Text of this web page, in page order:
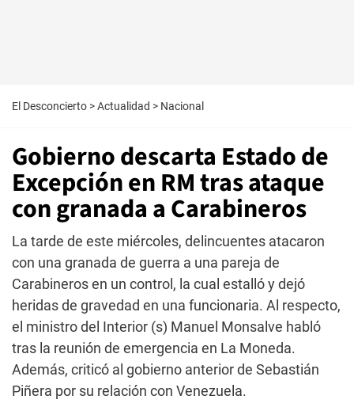
El Desconcierto >Actualidad > Nacional
Gobierno descarta Estado de
Excepción en RM tras ataque
con granada a Carabineros
La tarde de este miércoles, delincuentes atacaron
con una granada de guerra a una pareja de
Carabineros en un control, la cual estalló y dejó
heridas de gravedad en una funcionaria. Al respecto,
el ministro del Interior (s) Manuel Monsalve habló
tras la reunión de emergencia en La Moneda.
Además, criticó al gobierno anterior de Sebastián
Piñera por su relación con Venezuela.